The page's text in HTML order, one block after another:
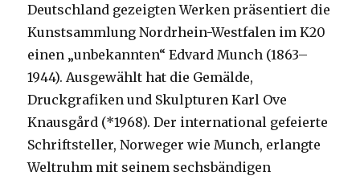
Deutschland gezeigten Werken präsentiert die
Kunstsammlung Nordrhein-Westfalen im K20
einen „unbekannten“ Edvard Munch (1863–
1944). Ausgewählt hat die Gemälde,
Druckgrafiken und Skulpturen Karl Ove
Knausgård (*1968). Der international gefeierte
Schriftsteller, Norweger wie Munch, erlangte
Weltruhm mit seinem sechsbändigen